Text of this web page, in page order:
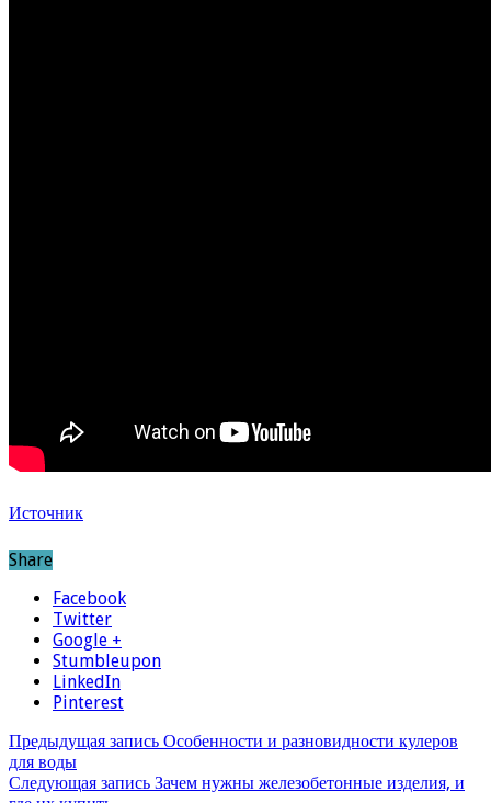
Источник
Share
Facebook
Twitter
Google +
Stumbleupon
LinkedIn
Pinterest
Предыдущая запись Особенности и разновидности кулеров
для воды
Следующая запись Зачем нужны железобетонные изделия, и